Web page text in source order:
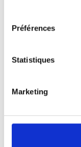
Préférences
Statistiques
MarketingApprendre